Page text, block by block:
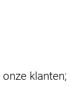
klanten;